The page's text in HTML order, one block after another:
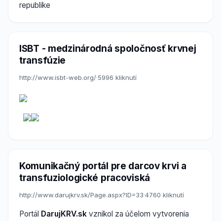
republike
ISBT - medzinárodná spoločnosť krvnej
transfúzie
http://www.isbt-web.org/·5996 kliknutí
Komunikačný portál pre darcov krvi a
transfuziologické pracoviská
http://www.darujkrv.sk/Page.aspx?ID=33·4760 kliknutí
Portál DarujKRV.sk vznikol za účelom vytvorenia